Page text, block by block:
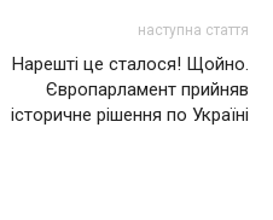
наступна стаття
Нарешті це сталося! Щойно.
Європарламент прийняв
історичне рішення по Україні